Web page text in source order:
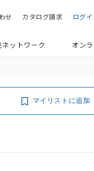
ログ
カタログ請求
せ
ネットワーク オン
マイリストに追加